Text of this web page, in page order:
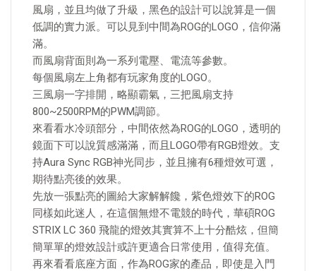
風扇，並且均做了升級，黑色的設計可以說算是一個
低調的實力派。可以見到中間為ROG的LOGO，信仰滿
滿。
而風扇背面則為一系列電壓、電流等參數。
每個風扇左上角都有玩家角度的LOGO。
三風扇一字排開，略顯霸氣，三把風扇支持
800~2500RPM的PWM調節。
來看看水冷頭部分，中間依然為ROG的LOGO，透明的
鏡面下可以說質感滿滿，而且LOGO帶有RGB燈效。支
持Aura Sync RGB神光同步，並且擁有6種燈效可選，
期待點亮後的效果。
先放一張點亮的圖給大家解解饞，紫色燈效下的ROG
同樣如此迷人，在這個無燈不電競的時代，華碩ROG
STRIX LC 360 飛龍的燈效其實算不上十分酷炫，但簡
簡單單的燈效設計或許更適合日常使用，值得充值。
再來看看底座方面，作為ROG家的產品，即使是入門